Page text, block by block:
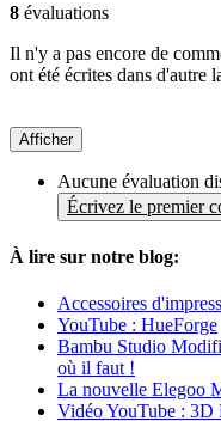
8 évaluations
Il n'y a pas encore de
ont été écrites dans d'autre
Afficher
Aucune évaluation
Écrivez le premier
À lire sur notre blog:
Accessoires
YouTube : HueForge
Bambu Studio
où il faut !
La nouvelle Elegoo
Vidéo YouTube : 3D